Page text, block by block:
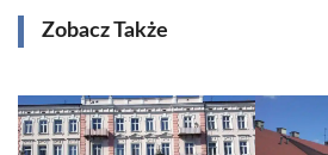
Zobacz Także